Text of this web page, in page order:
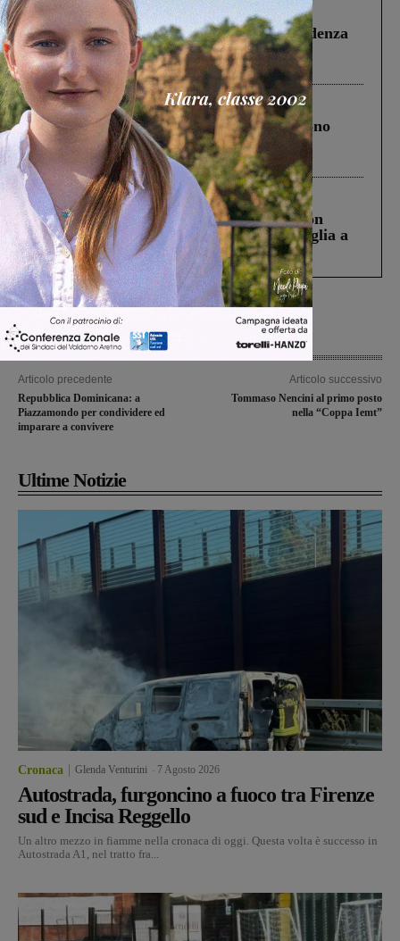
Figline Incisa Valdarno 1 Agosto 2026
Piscina di Figline finanziata oltre la scadenza
Pnrr, il gruppo di Fratelli d’Italia: “Un
ringraziamento al Governo”
Cronaca 4 Agosto 2026
Un anno fa la strage in A1 in cui morirono
Gianni, Giulia e Franco. Lo schianto, il
processo, lo stop ai sorpassi fra tir....
Cronaca 3 Agosto 2026
Scomparso da una struttura di Castiglion
Fiorentino l’uomo che aveva ucciso la figlia a
Levane nel 2020
Articolo precedente
Repubblica Dominicana: a
Piazzamondo per condividere ed
imparare a convivere
Articolo successivo
Tommaso Nencini al primo posto
nella “Coppa Iemt”
Ultime Notizie
Cronaca Glenda Venturini 7 Agosto 2026
Autostrada, furgoncino a fuoco tra Firenze
sud e Incisa Reggello
Un altro mezzo in fiamme nella cronaca di oggi. Questa volta è successo in
Autostrada A1, nel tratto fra...